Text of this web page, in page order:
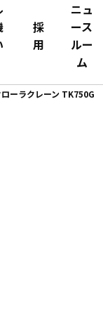
採
用
ニュ
ース
ルー
ム
ーラクレーン TK750G